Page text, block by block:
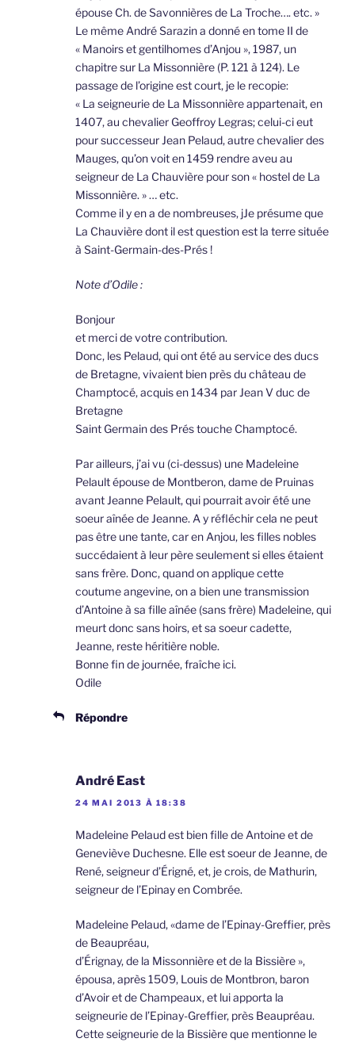
épouse Ch. de Savonnières de La Troche…. etc. »
Le même André Sarazin a donné en tome II de
« Manoirs et gentilhomes d’Anjou », 1987, un
chapitre sur La Missonnière (P. 121 à 124). Le
passage de l’origine est court, je le recopie:
« La seigneurie de La Missonnière appartenait, en
1407, au chevalier Geoffroy Legras; celui-ci eut
pour successeur Jean Pelaud, autre chevalier des
Mauges, qu’on voit en 1459 rendre aveu au
seigneur de La Chauvière pour son « hostel de La
Missonnière. » … etc.
Comme il y en a de nombreuses, jJe présume que
La Chauvière dont il est question est la terre située
à Saint-Germain-des-Prés !
Note d’Odile :
Bonjour
et merci de votre contribution.
Donc, les Pelaud, qui ont été au service des ducs
de Bretagne, vivaient bien près du château de
Champtocé, acquis en 1434 par Jean V duc de
Bretagne
Saint Germain des Prés touche Champtocé.
Par ailleurs, j’ai vu (ci-dessus) une Madeleine
Pelault épouse de Montberon, dame de Pruinas
avant Jeanne Pelault, qui pourrait avoir été une
soeur aînée de Jeanne. A y réfléchir cela ne peut
pas être une tante, car en Anjou, les filles nobles
succédaient à leur père seulement si elles étaient
sans frère. Donc, quand on applique cette
coutume angevine, on a bien une transmission
d’Antoine à sa fille aînée (sans frère) Madeleine, qui
meurt donc sans hoirs, et sa soeur cadette,
Jeanne, reste héritière noble.
Bonne fin de journée, fraîche ici.
Odile
Répondre
André East
24 MAI 2013 À 18:38
Madeleine Pelaud est bien fille de Antoine et de
Geneviève Duchesne. Elle est soeur de Jeanne, de
René, seigneur d’Érigné, et, je crois, de Mathurin,
seigneur de l’Epinay en Combrée.
Madeleine Pelaud, «dame de l’Epinay-Greffier, près
de Beaupréau,
d’Érignay, de la Missonnière et de la Bissière »,
épousa, après 1509, Louis de Montbron, baron
d’Avoir et de Champeaux, et lui apporta la
seigneurie de l’Epinay-Greffier, près Beaupréau.
Cette seigneurie de la Bissière que mentionne le